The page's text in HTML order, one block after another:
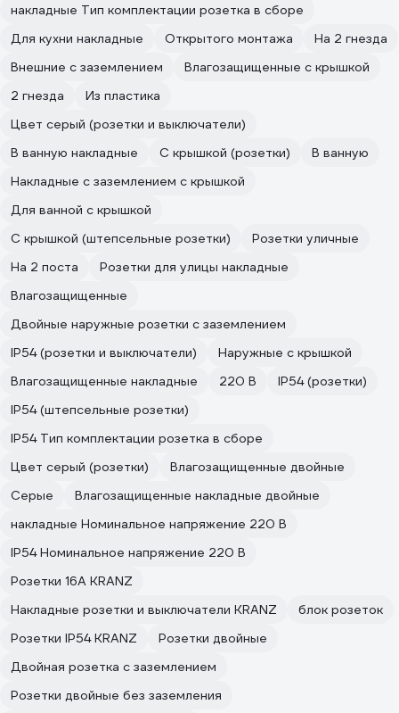
накладные Тип комплектации розетка в сборе
Для кухни накладные
Открытого монтажа
На 2 гнезда
Внешние с заземлением
Влагозащищенные с крышкой
2 гнезда
Из пластика
Цвет серый (розетки и выключатели)
В ванную накладные
С крышкой (розетки)
В ванную
Накладные с заземлением с крышкой
Для ванной с крышкой
С крышкой (штепсельные розетки)
Розетки уличные
На 2 поста
Розетки для улицы накладные
Влагозащищенные
Двойные наружные розетки с заземлением
IP54 (розетки и выключатели)
Наружные с крышкой
Влагозащищенные накладные
220 В
IP54 (розетки)
IP54 (штепсельные розетки)
IP54 Тип комплектации розетка в сборе
Цвет серый (розетки)
Влагозащищенные двойные
Серые
Влагозащищенные накладные двойные
накладные Номинальное напряжение 220 В
IP54 Номинальное напряжение 220 В
Розетки 16А KRANZ
Накладные розетки и выключатели KRANZ
блок розеток
Розетки IP54 KRANZ
Розетки двойные
Двойная розетка с заземлением
Розетки двойные без заземления